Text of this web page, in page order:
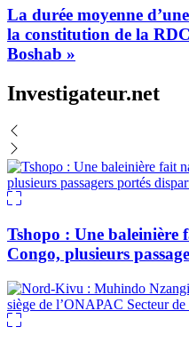
La durée moyenne
la constitution de la
Boshab »
Investigateur.net
Tshopo : Une baleinière
Congo, plusieurs